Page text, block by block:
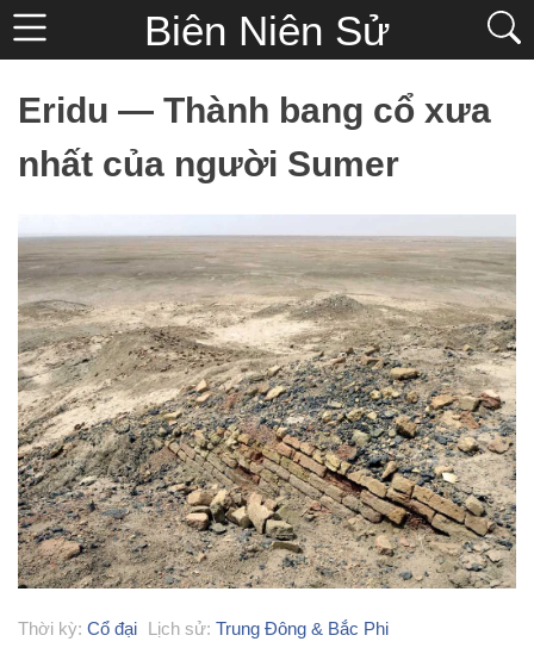
Biên Niên Sử
Eridu — Thành bang cổ xưa
nhất của người Sumer
Thời kỳ: Cổ đại Lịch sử: Trung Đông & Bắc Phi